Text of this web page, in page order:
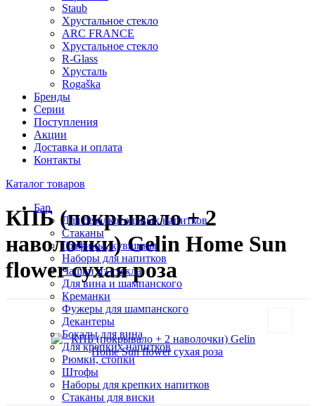
Staub
Хрустальное стекло
ARC FRANCE
Хрустальное стекло
R-Glass
Хрусталь
Rogaška
Бренды
Серии
Поступления
Акции
Доставка и оплата
Контакты
Каталог товаров
Бар
Для безалкогольных напитков
Стаканы
Графины, кувшины
Наборы для напитков
Чашки из стекла
Для вина и шампанского
Креманки
Фужеры для шампанского
Декантеры
Бокалы для вина
Для крепких напитков
Рюмки, стопки
Штофы
Наборы для крепких напитков
Стаканы для виски
КПБ (покрывало + 2
наволочки) Gelin Home Sun
flower сухая роза